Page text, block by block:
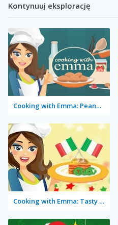
Kontynuuj eksplorację
Cooking with Emma: Peanut Butter Cookies
Cooking with Emma: Tasty Vegetable Lasagna